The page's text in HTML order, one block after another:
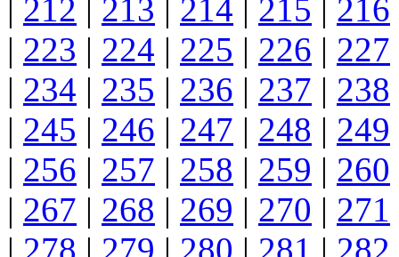
212 213 214 215 216
| 223 | 224 | 225 | 226 | 227
| 234 | 235 | 236 | 237 | 238
| 245 | 246 | 247 | 248 | 249
| 256 | 257 | 258 | 259 | 260
| 267 | 268 | 269 | 270 | 271